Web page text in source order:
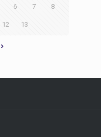
6 7 8
12 13